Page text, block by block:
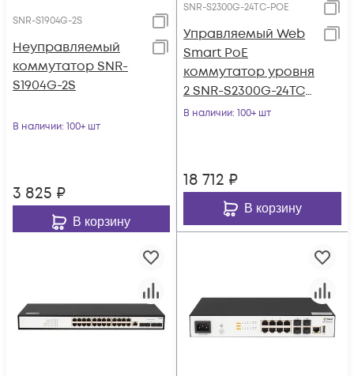
SNR-S1904G-2S
Неуправляемый
коммутатор SNR-
S1904G-2S
В наличии: 100+ шт
3 825 ₽
В корзину
SNR-S2300G-24TC-POE
Управляемый Web
Smart PoE
коммутатор уровня
2 SNR-S2300G-24TC-
POE
В наличии: 100+ шт
18 712 ₽
В корзину